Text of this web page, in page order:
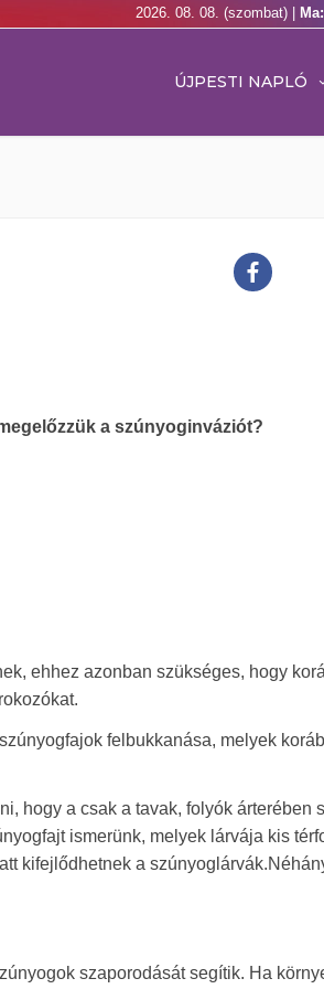
2026. 08. 08. (szombat) |
ÚJPESTI NAPLÓ
a szúnyoginváziót?
ehhez azonban szükséges, hogy
felbukkanása, melyek
hogy a csak a tavak, folyók árterében
ismerünk, melyek lárvája kis
kifejlődhetnek a
szaporodását segítik. Ha